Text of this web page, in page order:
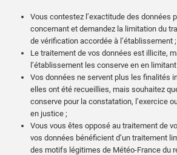
Vous contestez l’exactitude des données
concernant et demandez la limitation du
de vérification accordée à l’établissement ;
Le traitement de vos données est illicite,
l’établissement les conserve en en
Vos données ne servent plus les finalités
elles ont été recueillies, mais souhaitez
conserve pour la constatation, l’exercice
en justice ;
Vous vous êtes opposé au traitement de
vos données bénéficient d’un traitement
des motifs légitimes de Météo-France du